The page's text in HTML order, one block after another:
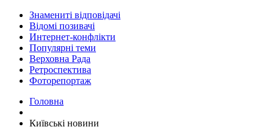
Знамениті відповідачі
Відомі позивачі
Интернет-конфлікти
Популярні теми
Верховна Рада
Ретроспектива
Фоторепортаж
Головна
Київські новини